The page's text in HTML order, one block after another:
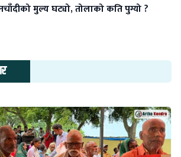
मुल्य घट्यो, तोलाको कति पुग्यो ?